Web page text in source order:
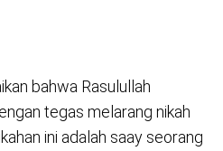
bahwa Rasulullah
tegas melarang nikah
ini adalah saay seorang